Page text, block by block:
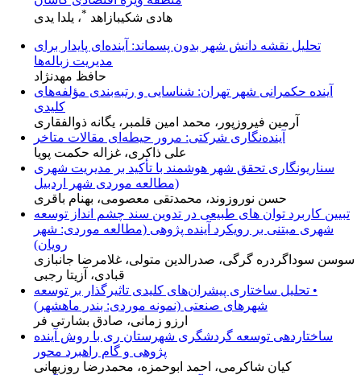
هادی شکیبازاهد *، یلدا یدی
تحلیل نقشه دانش شهر بدون پسماند: آینده‌ای پایدار برای
مدیریت زباله‌ها
حافظ مهدنژاد
آینده حکمرانی شهر تهران: شناسایی و رتبه‌بندی مؤلفه‌های
کلیدی
آرمین فیروزپور، محمد امین قلمبر، یگانه ذوالفقاری
آینده‌نگاری شرکتی: مرور حیطه‌ای مقالات متاخر
علی ذاکری، غزاله حکمت پویا
سناریونگاری تحقق شهر هوشمند با تأکید بر مدیریت شهری
(مطالعه موردی شهر اردبیل
حسن نوروزوند، محمدتقی معصومی، بهنام باقری
تبیین کاربرد توان های طبیعی در تدوین سند چشم انداز توسعه
شهری مبتنی بر رویکرد آینده پژوهی (مطالعه موردی: شهر
رویان)
سوسن سوداگردره گرگی، صدرالدین متولی، غلامرضا جانبازی
قبادی، آزیتا رجبی
• تحلیل ساختاری پیشران‌های کلیدی تاثیرگذار بر توسعه
شهرهای صنعتی (نمونه موردی: بندر ماهشهر)
ارزو زمانی، صادق بشارتی فر
ساختاردهی توسعه گردشگری شهرستان ری با روش آینده
پژوهی و گام راهبرد محور
کیان شاکرمی، احمد ابوحمزه، محمدرضا روزبهانی